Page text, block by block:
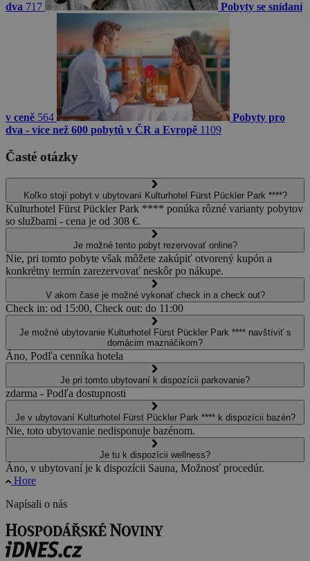
dva 717 Pobyty se snídaní
v ceně 564
Pobyty pro
dva - více než 600 pobytů v ČR a Evropě 1109
Časté otázky
Koľko stojí pobyt v ubytovaní Kulturhotel Fürst Pückler Park ****?
Kulturhotel Fürst Pückler Park **** ponúka rôzné varianty pobytov
so službami - cena je od 308 €.
Je možné tento pobyt rezervovať online?
Nie, pri tomto pobyte však môžete zakúpiť otvorený kupón a
konkrétny termín zarezervovať neskôr po nákupe.
V akom čase je možné vykonať check in a check out?
Check in: od 15:00, Check out: do 11:00
Je možné ubytovanie Kulturhotel Fürst Pückler Park **** navštíviť s
domácim maznáčikom?
Áno, Podľa cenníka hotela
Je pri tomto ubytovaní k dispozícii parkovanie?
zdarma - Podľa dostupnosti
Je v ubytovaní Kulturhotel Fürst Pückler Park **** k dispozícii bazén?
Nie, toto ubytovanie nedisponuje bazénom.
Je tu k dispozícii wellness?
Áno, v ubytovaní je k dispozícii Sauna, Možnosť procedúr.
Hore
Napísali o nás